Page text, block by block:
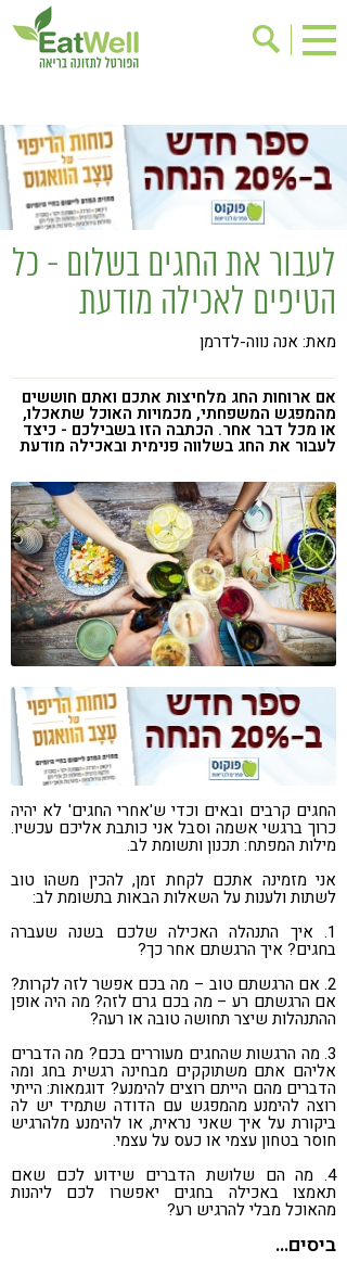
בישול בריא
אינדקס עסקים
ריפוי ומניעת מחלות
בריאות האישה
מתכוני בריאות
אירועים
שינוי תזונתי
גישות בתזונה
דיאטה
ניקוי רעלים
ילדים
תזונה וספורט
הפרעות קשב & ריכוז
אכילה רגשית
קורונה
טבעונות
לעבור את החגים בשלום - כל
הטיפים לאכילה מודעת
מאת: אנה נווה-לדרמן
אם ארוחות החג מלחיצות אתכם ואתם חוששים
מהמפגש המשפחתי, מכמויות האוכל שתאכלו,
או מכל דבר אחר. הכתבה הזו בשבילכם - כיצד
לעבור את החג בשלווה פנימית ובאכילה מודעת
החגים קרבים ובאים וכדי ש'אחרי החגים' לא יהיה
כרוך ברגשי אשמה וסבל אני כותבת אליכם עכשיו.
מילות המפתח: תכנון ותשומת לב.
אני מזמינה אתכם לקחת זמן, להכין משהו טוב
לשתות ולענות על השאלות הבאות בתשומת לב:
1. איך התנהלה האכילה שלכם בשנה שעברה
בחגים? איך הרגשתם אחר כך?
2. אם הרגשתם טוב – מה בכם אפשר לזה לקרות?
אם הרגשתם רע – מה בכם גרם לזה? מה היה אופן
ההתנהלות שיצר תחושה טובה או רעה?
3. מה הרגשות שהחגים מעוררים בכם? מה הדברים
אליהם אתם משתוקקים מבחינה רגשית בחג ומה
הדברים מהם הייתם רוצים להימנע? דוגמאות: הייתי
רוצה להימנע מהמפגש עם הדודה שתמיד יש לה
ביקורת על איך שאני נראית, או להימנע מלהרגיש
חוסר בטחון עצמי או כעס על עצמי.
4. מה הם שלושת הדברים שידוע לכם שאם
תאמצו באכילה בחגים יאפשרו לכם ליהנות
מהאוכל מבלי להרגיש רע?
ביסים…